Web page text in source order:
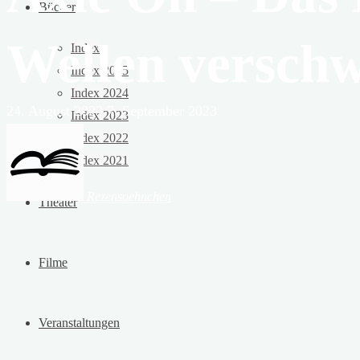
Bücher
Index
Index 2025
Index 2024
Index 2023
Index 2022
Index 2021
Theater
Filme
Veranstaltungen
Wellen
24. August 20237. September 2023